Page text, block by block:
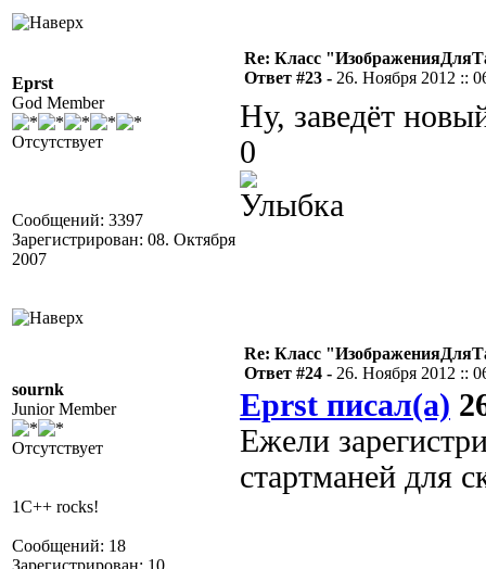
Eprst
God Member
Отсутствует
Сообщений: 3397
Зарегистрирован: 08. Октября
2007
Re: Класс
Ответ #23 - 26. Ноября 2012 ::
Ну, заведёт
0
sournk
Junior Member
Отсутствует
1C++ rocks!
Сообщений: 18
Зарегистрирован: 10.
Re: Класс
Ответ #24 - 26. Ноября 2012 ::
Eprst писал(а)
Ежели
стартманей для